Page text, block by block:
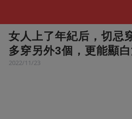
女人上了年紀后，切忌
多穿另外3個，更能顯
2022/11/23